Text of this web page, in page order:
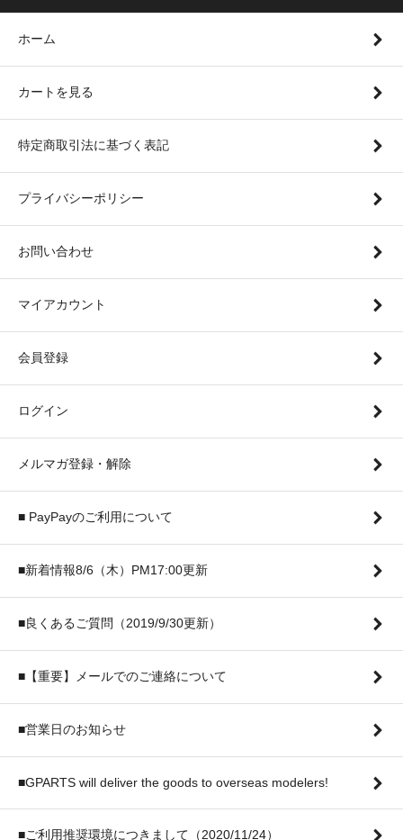
ホーム
カートを見る
特定商取引法に基づく表記
プライバシーポリシー
お問い合わせ
マイアカウント
会員登録
ログイン
メルマガ登録・解除
■ PayPayのご利用について
■新着情報8/6（木）PM17:00更新
■良くあるご質問（2019/9/30更新）
■【重要】メールでのご連絡について
■営業日のお知らせ
■GPARTS will deliver the goods to overseas modelers!
■ご利用推奨環境につきまして（2020/11/24）